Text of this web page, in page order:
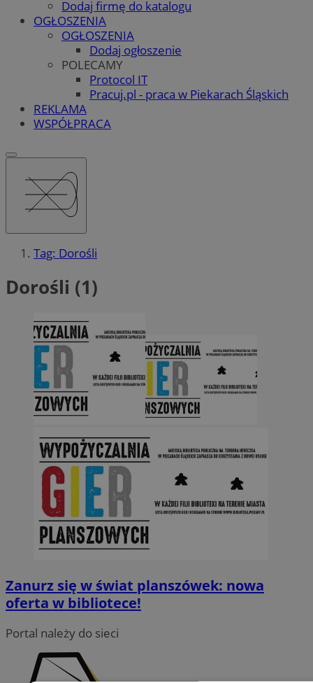
Dodaj firmę do katalogu
OGŁOSZENIA
OGŁOSZENIA
Dodaj ogłoszenie
POLECAMY
Protocol IT
Pracuj.pl - praca w Piekarach Śląskich
REKLAMA
WSPÓŁPRACA
Tag: Dorośli
Dorośli (1)
Zanurz się w świat planszówek: nowa
oferta w bibliotece!
Portal należy do sieci